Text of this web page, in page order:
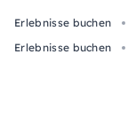
Erlebnisse buchen
Erlebnisse buchen